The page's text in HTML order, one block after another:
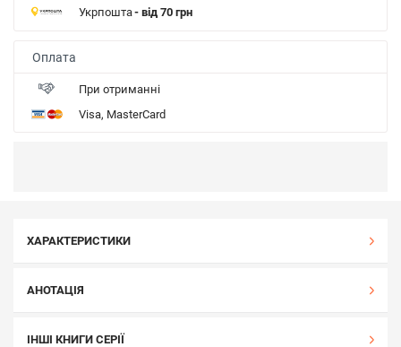
Укрпошта- від 70 грн
Оплата
При отриманні
Visa, MasterCard
ХАРАКТЕРИСТИКИ
АНОТАЦІЯ
ІНШІ КНИГИ СЕРІЇ